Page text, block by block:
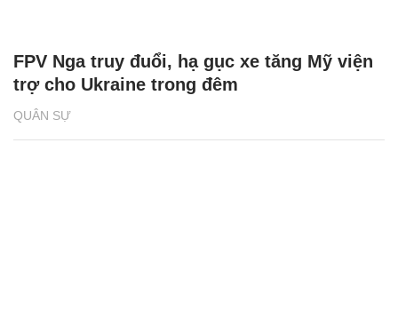
QUÂN SỰ
FPV Nga truy đuổi, hạ gục xe tăng Mỹ viện
trợ cho Ukraine trong đêm